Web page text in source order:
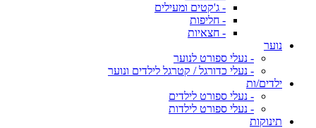
- ג'קטים ומעילים
- חליפות
- חצאיות
נוער
- נעלי ספורט לנוער
- נעלי כדורגל / קטרגל לילדים ונוער
ילדים/ות
- נעלי ספורט לילדים
- נעלי ספורט לילדות
תינוקות